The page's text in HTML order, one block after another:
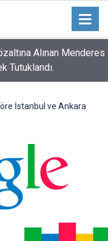
Alınan Menderes
Tutuklandı.
İstanbul ve Ankara